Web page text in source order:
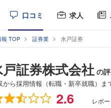
口コミ 求人
報 TOP 証券業 水戸証券
証券株式会社 の
から採用情報（転職・新卒就職）ま
評価 2.6 レポ